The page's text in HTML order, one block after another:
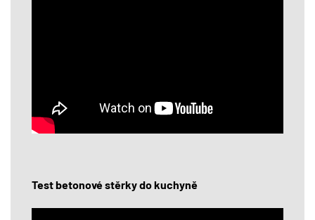
Test betonové stěrky do kuchyně